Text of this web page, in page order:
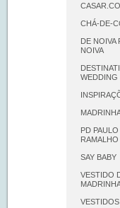
CHÁ-DE-
DE NOIVA
NOIVA
WEDDING
PD PAULO
RAMALHO
SAY BABY
VESTIDO
VESTIDOS